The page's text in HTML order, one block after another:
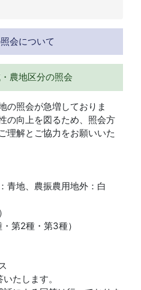
会について
農地区分の照会
の照会が急増しておりま
の向上を図るため、照会方
理解とご協力をお願いいた
青地、農振農用地外：白
第2種・第3種）
たします。